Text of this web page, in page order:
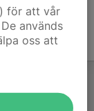
för att vår
används
oss att